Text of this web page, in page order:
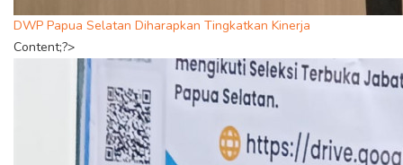
DWP Papua Selatan Diharapkan Tingkatkan Kinerja
Content;?>